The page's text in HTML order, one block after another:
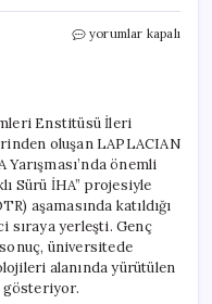
ASÜ
5’te
Yer
Aldı
için
yorumlar kapalı
Enstitüsü İleri
oluşan LAPLACIAN
önemli
Sürü İHA” projesiyle
aşamasında katıldığı
sıraya yerleşti. Genç
üniversitede
alanında yürütülen
gösteriyor.